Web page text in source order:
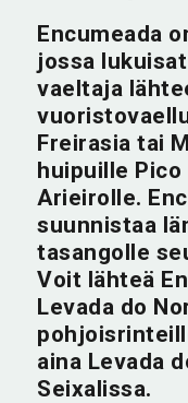
Encumeada
jossa
vaeltaja
Freirasia tai
huipuille Pico
Arieirolle.
suunnistaa
tasangolle
Voit lähteä
Levada do
aina Levada
Seixalissa.